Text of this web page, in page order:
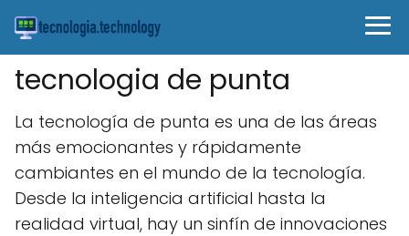
tecnologia de punta
La tecnología de punta es una de las áreas
más emocionantes y rápidamente
cambiantes en el mundo de la tecnología.
Desde la inteligencia artificial hasta la
realidad virtual, hay un sinfín de innovaciones